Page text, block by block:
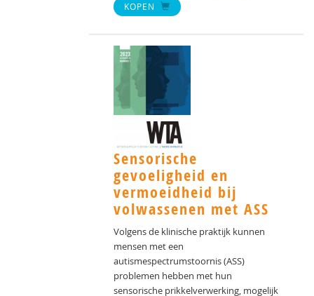
KOPEN
Sensorische
gevoeligheid en
vermoeidheid bij
volwassenen met ASS
Volgens de klinische praktijk kunnen
mensen met een
autismespectrumstoornis (ASS)
problemen hebben met hun
sensorische prikkelverwerking, mogelijk